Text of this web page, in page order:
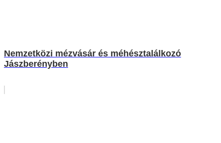
Nemzetközi mézvásár és méhésztalálkozó
Jászberényben